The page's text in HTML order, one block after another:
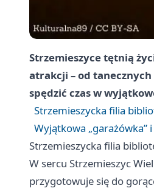
Strzemieszyce tętnią
atrakcji – od
spędzić czas w
Strzemieszycka filia
Wyjątkowa „garażówka”
Strzemieszycka filia
W sercu Strzemieszyc
przygotowuje się do